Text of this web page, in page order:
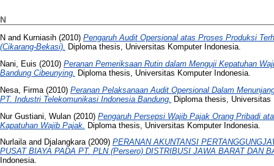
N
N and Kurniasih (2010) Pengaruh Audit Opersional atas Proses Produksi
(Cikarang-Bekasi). Diploma thesis, Universitas Komputer Indonesia.
Nani, Euis (2010) Peranan Pemeriksaan Rutin dalam Menguji Kepatuhan
Bandung Cibeunying. Diploma thesis, Universitas Komputer Indonesia.
Nesa, Firma (2010) Peranan Pelaksanaan Audit Opersional Dalam
PT. Industri Telekomunikasi Indonesia Bandung.
Diploma thesis,
Nur Gustiani, Wulan (2010) Pengaruh Persepsi Wajib Pajak Orang Pribadi
Kapatuhan Wajib Pajak. Diploma thesis, Universitas Komputer Indonesia.
Nurlailaand Djalangkara(2009) PERANAN AKUNTANSI
PUSAT BIAYA PADA PT. PLN (Persero) DISTRIBUSI JAWA BARAT DAN
Indonesia.